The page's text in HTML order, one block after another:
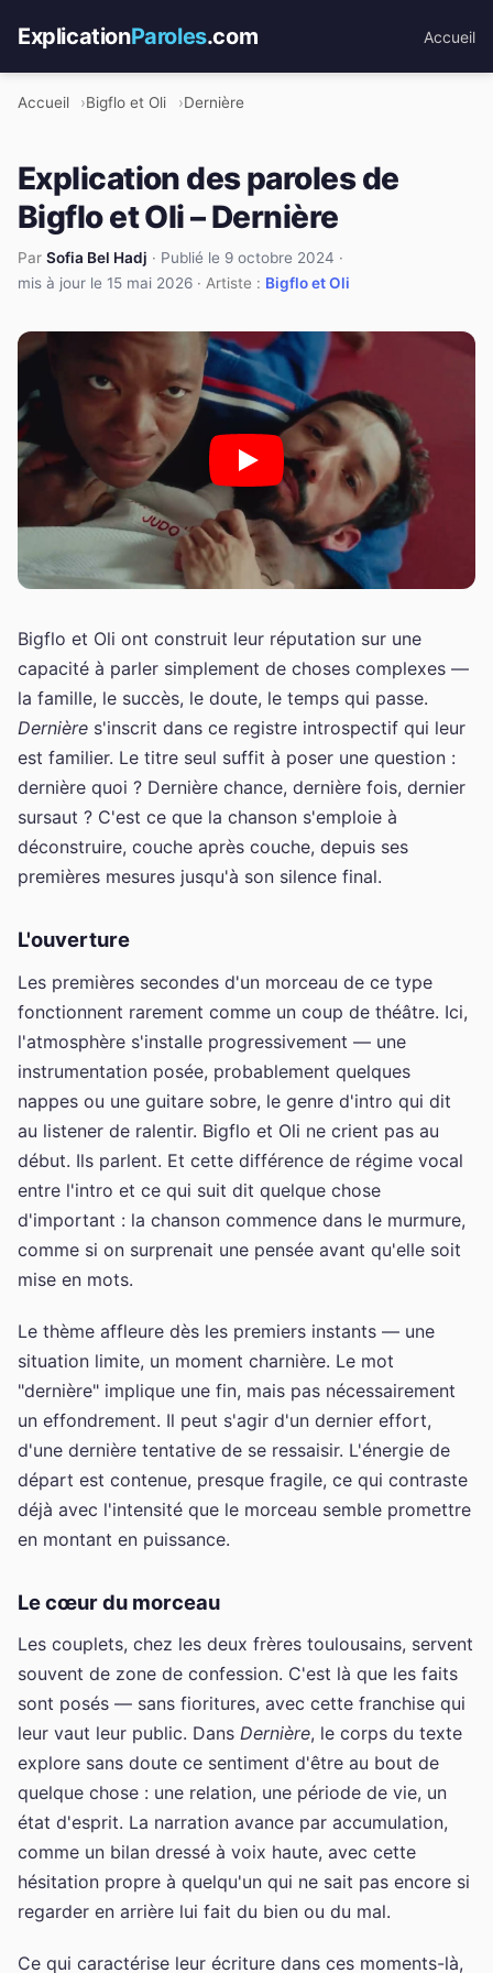
ExplicationParoles.com Accueil
Accueil Bigflo et Oli Dernière
Explication des paroles de
Bigflo et Oli – Dernière
Par Sofia Bel Hadj · Publié le 9 octobre 2024 ·
mis à jour le 15 mai 2026 · Artiste : Bigflo et Oli
Bigflo et Oli ont construit leur réputation sur une
capacité à parler simplement de choses complexes —
la famille, le succès, le doute, le temps qui passe.
Dernière s'inscrit dans ce registre introspectif qui leur
est familier. Le titre seul suffit à poser une question :
dernière quoi ? Dernière chance, dernière fois, dernier
sursaut ? C'est ce que la chanson s'emploie à
déconstruire, couche après couche, depuis ses
premières mesures jusqu'à son silence final.
L'ouverture
Les premières secondes d'un morceau de ce type
fonctionnent rarement comme un coup de théâtre. Ici,
l'atmosphère s'installe progressivement — une
instrumentation posée, probablement quelques
nappes ou une guitare sobre, le genre d'intro qui dit
au listener de ralentir. Bigflo et Oli ne crient pas au
début. Ils parlent. Et cette différence de régime vocal
entre l'intro et ce qui suit dit quelque chose
d'important : la chanson commence dans le murmure,
comme si on surprenait une pensée avant qu'elle soit
mise en mots.
Le thème affleure dès les premiers instants — une
situation limite, un moment charnière. Le mot
"dernière" implique une fin, mais pas nécessairement
un effondrement. Il peut s'agir d'un dernier effort,
d'une dernière tentative de se ressaisir. L'énergie de
départ est contenue, presque fragile, ce qui contraste
déjà avec l'intensité que le morceau semble promettre
en montant en puissance.
Le cœur du morceau
Les couplets, chez les deux frères toulousains, servent
souvent de zone de confession. C'est là que les faits
sont posés — sans fioritures, avec cette franchise qui
leur vaut leur public. Dans Dernière, le corps du texte
explore sans doute ce sentiment d'être au bout de
quelque chose : une relation, une période de vie, un
état d'esprit. La narration avance par accumulation,
comme un bilan dressé à voix haute, avec cette
hésitation propre à quelqu'un qui ne sait pas encore si
regarder en arrière lui fait du bien ou du mal.
Ce qui caractérise leur écriture dans ces moments-là,